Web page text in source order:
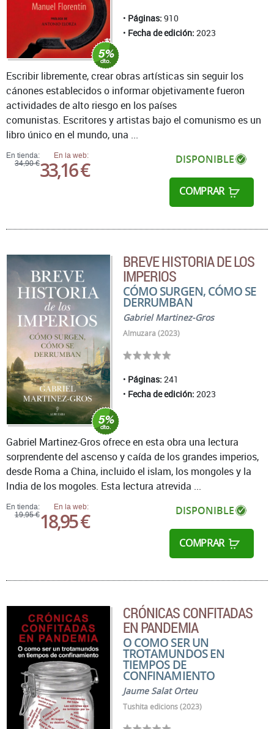
Páginas: 910
Fecha de edición: 2023
En tienda:
34,90 €
En la web:
33,16 € DISPONIBLE
COMPRAR
Escribir libremente, crear obras artísticas sin seguir los
cánones establecidos o informar objetivamente fueron
actividades de alto riesgo en los países
comunistas. Escritores y artistas bajo el comunismo es un
libro único en el mundo, una ...
BREVE HISTORIA DE LOS
IMPERIOS
CÓMO SURGEN, CÓMO SE
DERRUMBAN
Gabriel Martinez-Gros
Almuzara (2023)
Páginas: 241
Fecha de edición: 2023
En tienda:
19,95 €
En la web:
18,95 € DISPONIBLE
COMPRAR
Gabriel Martinez-Gros ofrece en esta obra una lectura
sorprendente del ascenso y caída de los grandes imperios,
desde Roma a China, incluido el islam, los mongoles y la
India de los mogoles. Esta lectura atrevida ...
CRÓNICAS CONFITADAS
EN PANDEMIA
O COMO SER UN
TROTAMUNDOS EN
TIEMPOS DE
CONFINAMIENTO
Jaume Salat Orteu
Tushita edicions (2023)